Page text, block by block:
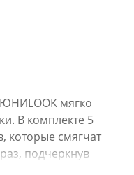
мягко
В комплекте 5
которые смягчат
подчеркнув
имеют удобный